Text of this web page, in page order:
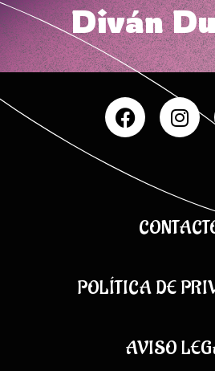
Diván
POLÍTICA DE
AVISO